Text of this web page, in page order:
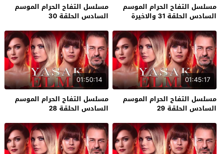
مسلسل التفاح الحرام الموسم
السادس الحلقة 31 والاخيرة
مسلسل التفاح الحرام الموسم
السادس الحلقة 30
01:45:17
مسلسل التفاح الحرام الموسم
السادس الحلقة 29
01:50:14
مسلسل التفاح الحرام الموسم
السادس الحلقة 28